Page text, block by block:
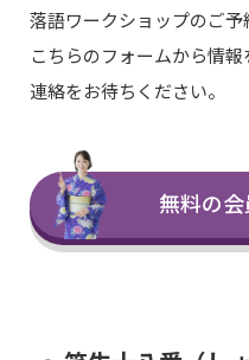
落語ワークショップのご予
こちらのフォームから情
連絡をお待ちください。
無料の